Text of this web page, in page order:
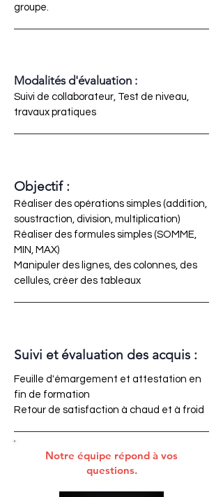
groupe.
Modalités d'évaluation :
Suivi de collaborateur, Test de niveau,
travaux pratiques
Objectif :
Réaliser des opérations simples (addition,
soustraction, division, multiplication)
Réaliser des formules simples (SOMME,
MIN, MAX)
Manipuler des lignes, des colonnes, des
cellules, créer des tableaux
Suivi et évaluation des acquis :
Feuille d'émargement et attestation en
fin de formation
Retour de satisfaction à chaud et à froid
Notre équipe répond à vos
questions.